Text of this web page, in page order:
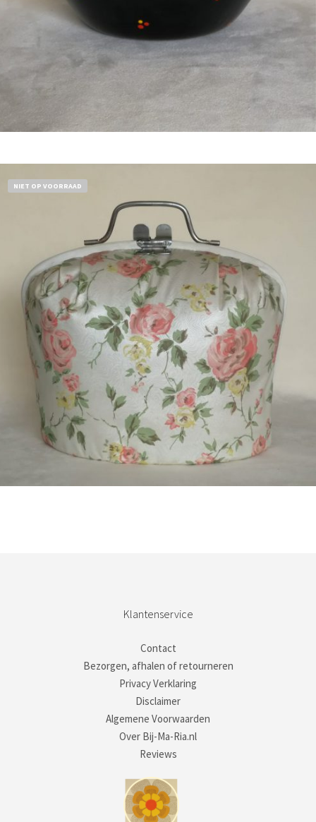
NIET OP VOORRAAD
Klantenservice
Contact
Bezorgen, afhalen of retourneren
Privacy Verklaring
Disclaimer
Algemene Voorwaarden
Over Bij-Ma-Ria.nl
Reviews